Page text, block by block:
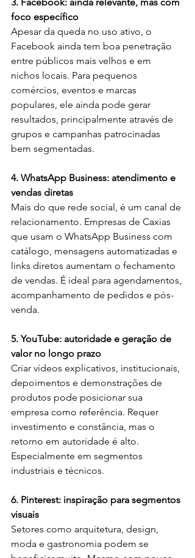
foco específico
Apesar da queda no uso ativo, o
Facebook ainda tem boa penetração
entre públicos mais velhos e em
nichos locais. Para pequenos
comércios, eventos e marcas
populares, ele ainda pode gerar
resultados, principalmente através de
grupos e campanhas patrocinadas
bem segmentadas.
4. WhatsApp Business: atendimento e
vendas diretas
Mais do que rede social, é um canal de
relacionamento. Empresas de Caxias
que usam o WhatsApp Business com
catálogo, mensagens automatizadas e
links diretos aumentam o fechamento
de vendas. É ideal para agendamentos,
acompanhamento de pedidos e pós-
venda.
5. YouTube: autoridade e geração de
valor no longo prazo
Criar vídeos explicativos, institucionais,
depoimentos e demonstrações de
produtos pode posicionar sua
empresa como referência. Requer
investimento e constância, mas o
retorno em autoridade é alto.
Especialmente em segmentos
industriais e técnicos.
6. Pinterest: inspiração para segmentos
visuais
Setores como arquitetura, design,
moda e gastronomia podem se